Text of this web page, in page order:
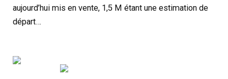
aujourd’hui mis en vente, 1,5 M étant une estimation de
départ…